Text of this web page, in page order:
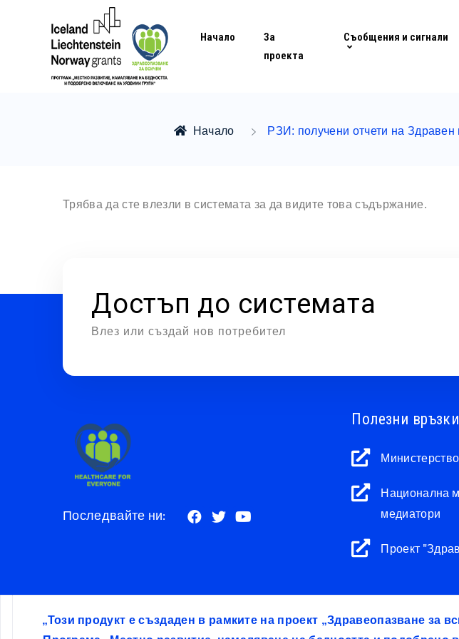
Начало
За
проекта
Съобщения и сигнали
Начало РЗИ: получени отчети на
Трябва да сте влезли в системата за да видите това съдържание.
Достъп до системата
Влез или създай нов потребител
Последвайте ни:
Полезни връзки
Национална
медиатори
Проект
„Този продукт е създаден в рамките на проект „Здравеопазване за